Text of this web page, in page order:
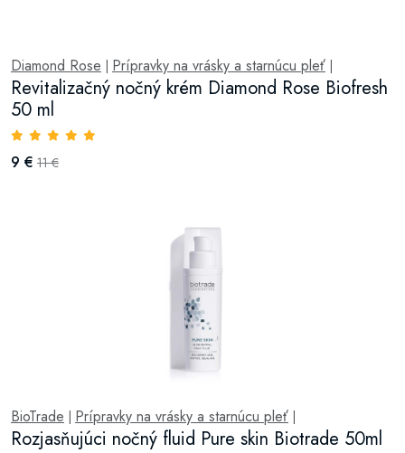
Diamond Rose | Prípravky na vrásky a starnúcu pleť |
Revitalizačný nočný krém Diamond Rose Biofresh
50 ml
9 € 11 €
BioTrade | Prípravky na vrásky a starnúcu pleť |
Rozjasňujúci nočný fluid Pure skin Biotrade 50ml